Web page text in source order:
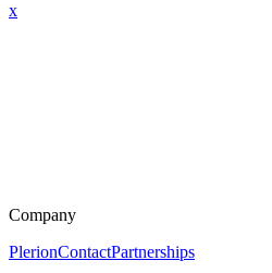
x
Company
PlerionContactPartnerships